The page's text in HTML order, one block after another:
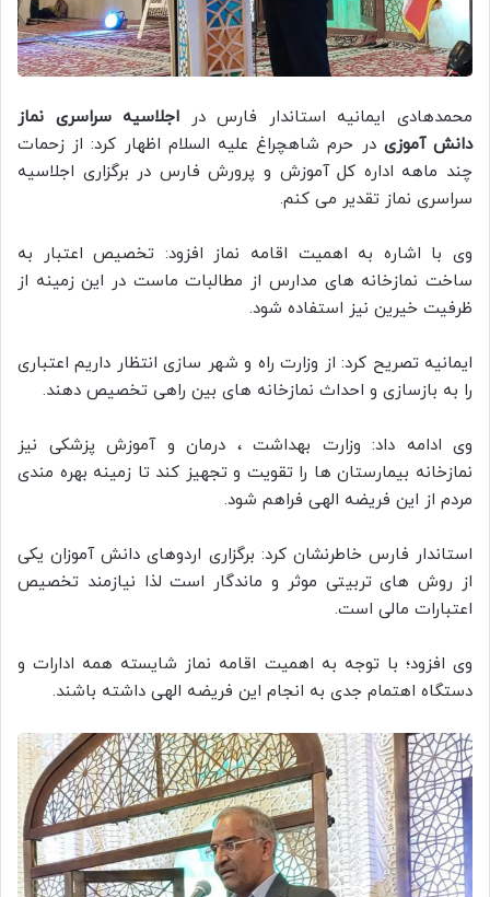
محمدهادی ایمانیه استاندار فارس در اجلاسیه سراسری نماز
دانش آموزی در حرم شاهچراغ علیه السلام اظهار کرد: از زحمات
چند ماهه اداره کل آموزش و پرورش فارس در برگزاری اجلاسیه
سراسری نماز تقدیر می کنم.
وی با اشاره به اهمیت اقامه نماز افزود: تخصیص اعتبار به
ساخت نمازخانه های مدارس از مطالبات ماست در این زمینه از
ظرفیت خیرین نیز استفاده شود.
ایمانیه تصریح کرد: از وزارت راه و شهر سازی انتظار داریم اعتباری
را به بازسازی و احداث نمازخانه های بین راهی تخصیص دهند.
وی ادامه داد: وزارت بهداشت ، درمان و آموزش پزشکی نیز
نمازخانه بیمارستان ها را تقویت و تجهیز کند تا زمینه بهره مندی
مردم از این فریضه الهی فراهم شود.
استاندار فارس خاطرنشان کرد: برگزاری اردوهای دانش آموزان یکی
از روش های تربیتی موثر و ماندگار است لذا نیازمند تخصیص
اعتبارات مالی است.
وی افزود؛ با توجه به اهمیت اقامه نماز شایسته همه ادارات و
دستگاه اهتمام جدی به انجام این فریضه الهی داشته باشند.